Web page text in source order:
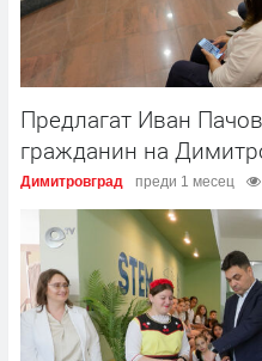
Предлагат Иван
гражданин на
Димитровград преди 1 месец